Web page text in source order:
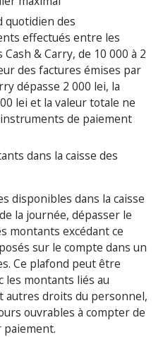
quotidien des
effectués entre les
& Carry, de 10 000 à 2
des factures émises par
dépasse 2 000 lei, la
lei et la valeur totale ne
de paiement
dans la caisse des
disponibles dans la caisse
la journée, dépasser le
montants excédant ce
sur le compte dans un
Ce plafond peut être
les montants liés au
autres droits du personnel,
ouvrables à compter de
paiement.